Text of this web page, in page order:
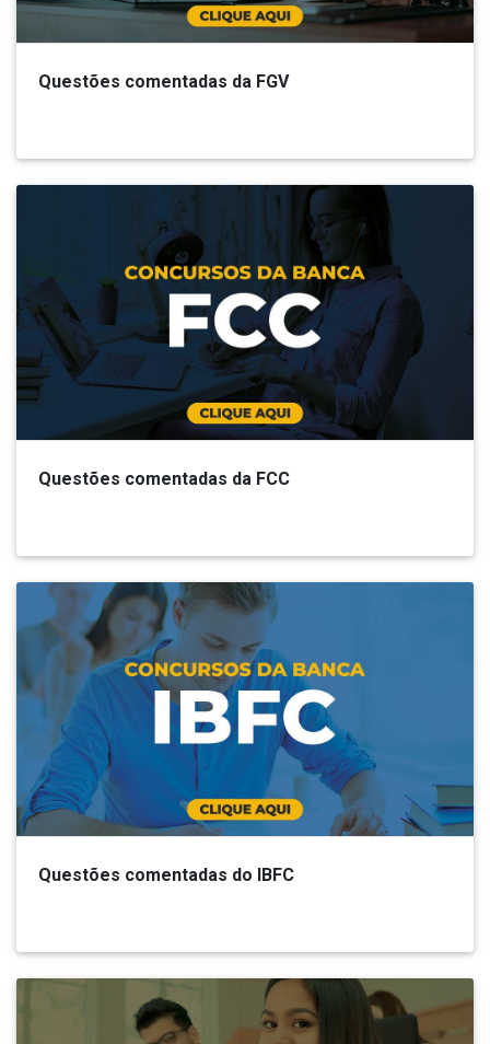
Questões comentadas da FGV
Questões comentadas da FCC
Questões comentadas do IBFC